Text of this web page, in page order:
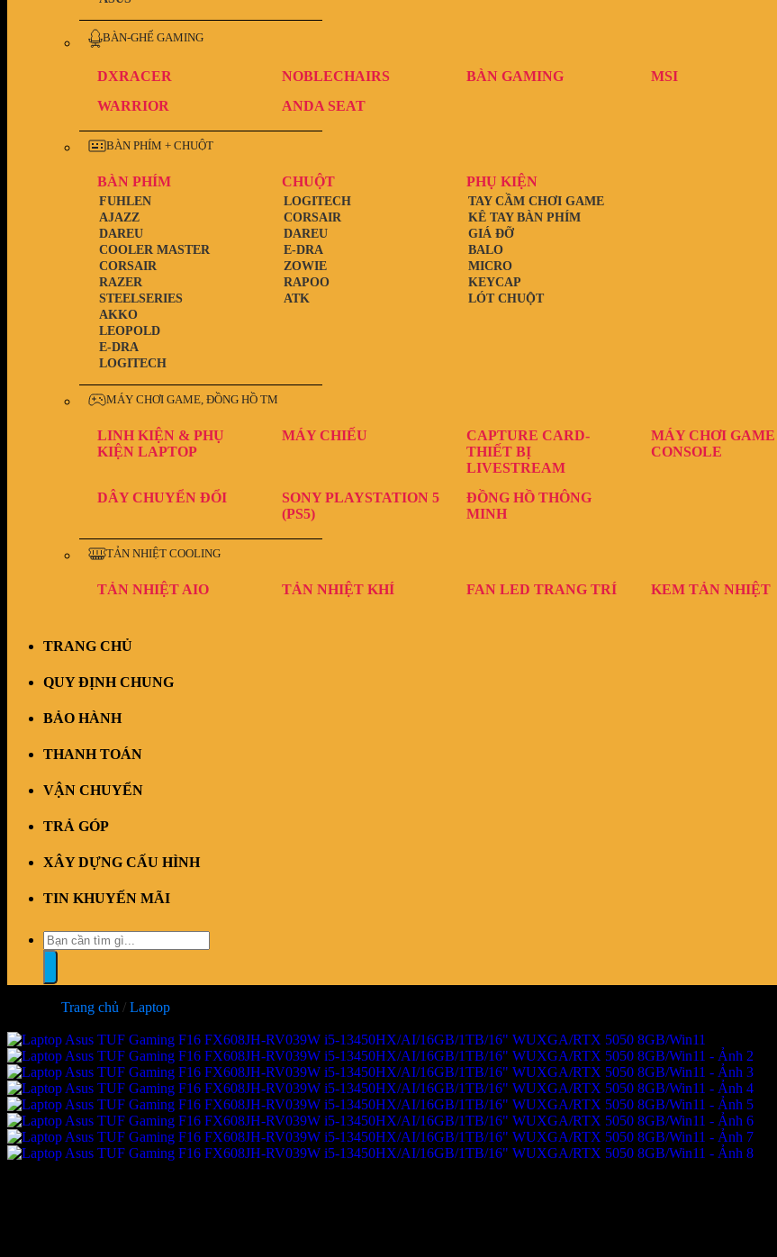
BÀN-GHẾ GAMING
DXRACER NOBLECHAIRS BÀN GAMING MSI
WARRIOR
ANDA SEAT
BÀN PHÍM + CHUỘT
BÀN PHÍM
LOGITECH
E-DRA
LEOPOLD
AKKO
STEELSERIES
RAZER
CORSAIR
COOLER MASTER
DAREU
AJAZZ
FUHLEN
CHUỘT
ATK
RAPOO
ZOWIE
E-DRA
DAREU
CORSAIR
LOGITECH
PHỤ KIỆN
LÓT CHUỘT
KEYCAP
MICRO
BALO
GIÁ ĐỠ
KÊ TAY BÀN PHÍM
TAY CẦM CHƠI GAME
MÁY CHƠI GAME, ĐỒNG HỒ TM
LINH KIỆN & PHỤ
KIỆN LAPTOP
MÁY CHIẾU
CAPTURE CARD-
THIẾT BỊ
LIVESTREAM
MÁY CHƠI GAME
CONSOLE
DÂY CHUYỂN ĐỔI
SONY PLAYSTATION 5
(PS5)
ĐỒNG HỒ THÔNG
MINH
TẢN NHIỆT COOLING
TẢN NHIỆT AIO TẢN NHIỆT KHÍ FAN LED TRANG TRÍ KEM TẢN NHIỆT
TRANG CHỦ
QUY ĐỊNH CHUNG
BẢO HÀNH
THANH TOÁN
VẬN CHUYỂN
TRẢ GÓP
XÂY DỰNG CẤU HÌNH
TIN KHUYẾN MÃI
Tìm
kiếm:
Trang chủ / Laptop